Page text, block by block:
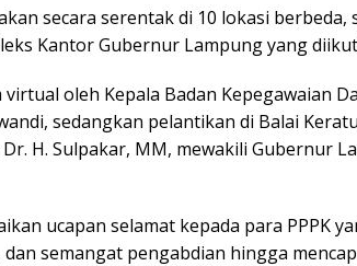
secara serentak di 10 lokasi berbeda,
Kantor Gubernur Lampung yang
virtual oleh Kepala Badan Kepegawaian
sedangkan pelantikan di Balai
H. Sulpakar, MM, mewakili Gubernur
ucapan selamat kepada para PPPK
semangat pengabdian hingga